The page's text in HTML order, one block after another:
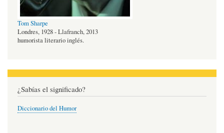
Tom Sharpe
Londres, 1928 - Llafranch, 2013
humorista literario inglés.
¿Sabías el significado?
Diccionario del Humor